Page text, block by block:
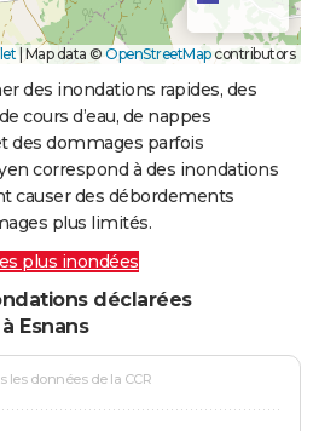
| Map data ©OpenStreetMapcontributors
des inondations rapides, des
cours d’eau, de nappes
des dommages parfois
correspond à des inondations
causer des débordements
plus limités.
plus inondées
déclarées
Esnans
les données de la CCR